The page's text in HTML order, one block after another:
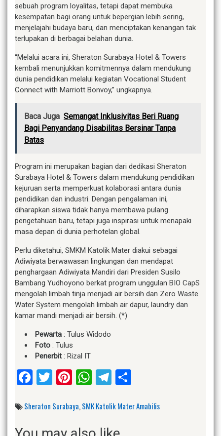
sebuah program loyalitas, tetapi dapat membuka
kesempatan bagi orang untuk bepergian lebih sering,
menjelajahi budaya baru, dan menciptakan kenangan tak
terlupakan di berbagai belahan dunia.
“Melalui acara ini, Sheraton Surabaya Hotel & Towers
kembali menunjukkan komitmennya dalam mendukung
dunia pendidikan melalui kegiatan Vocational Student
Connect with Marriott Bonvoy,” ungkapnya.
Baca Juga Semangat Inklusivitas Beri Ruang
Bagi Penyandang Disabilitas Bersinar Tanpa
Batas
Program ini merupakan bagian dari dedikasi Sheraton
Surabaya Hotel & Towers dalam mendukung pendidikan
kejuruan serta memperkuat kolaborasi antara dunia
pendidikan dan industri. Dengan pengalaman ini,
diharapkan siswa tidak hanya membawa pulang
pengetahuan baru, tetapi juga inspirasi untuk menapaki
masa depan di dunia perhotelan global.
Perlu diketahui, SMKM Katolik Mater diakui sebagai
Adiwiyata berwawasan lingkungan dan mendapat
penghargaan Adiwiyata Mandiri dari Presiden Susilo
Bambang Yudhoyono berkat program unggulan BIO CapS
mengolah limbah tinja menjadi air bersih dan Zero Waste
Water System mengolah limbah air dapur, laundry dan
kamar mandi menjadi air bersih. (*)
Pewarta : Tulus Widodo
Foto : Tulus
Penerbit: Rizal IT
Facebook
Twitter
Pinterest
WhatsApp
Telegram
Sheraton Surabaya,SMK Katolik Mater Amabilis